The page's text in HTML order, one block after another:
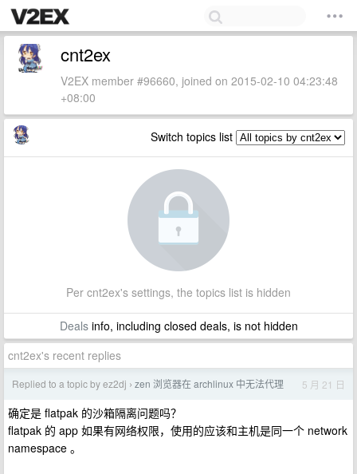
cnt2ex
V2EX member #96660, joined on 2015-02-10 04:23:48
+08:00
Switch topics list
Per cnt2ex's settings, the topics list is hidden
Dealsinfo, including closed deals, is not hidden
cnt2ex's recent replies
Replied to a topic by ez2dj › zen 浏览器在 archlinux 中无法代理 5 月 21 日
确定是 flatpak 的沙箱隔离问题吗？
flatpak 的 app 如果有网络权限，使用的应该和主机是同一个 network
namespace 。